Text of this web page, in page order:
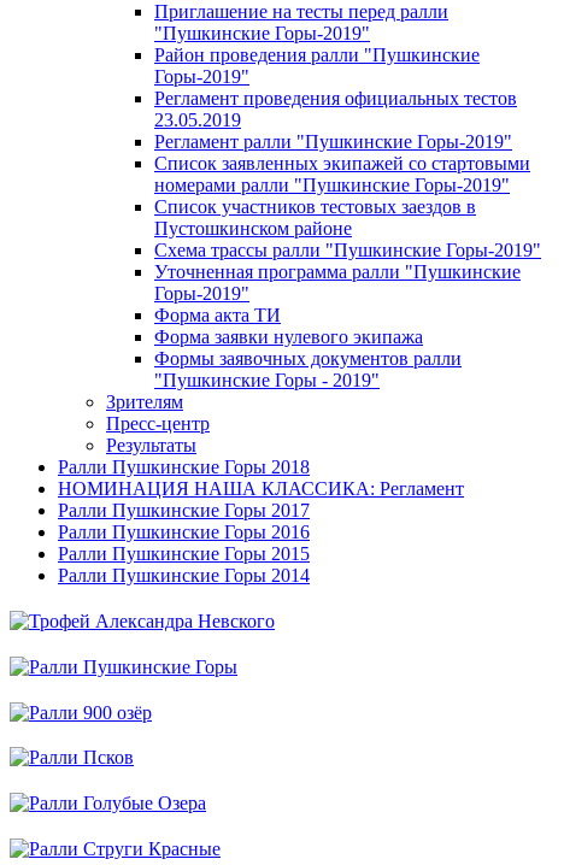
Приглашение на тесты перед ралли
"Пушкинские Горы-2019"
Район проведения ралли "Пушкинские
Горы-2019"
Регламент проведения официальных тестов
23.05.2019
Регламент ралли "Пушкинские Горы-2019"
Список заявленных экипажей со стартовыми
номерами ралли "Пушкинские Горы-2019"
Список участников тестовых заездов в
Пустошкинском районе
Схема трассы ралли "Пушкинские Горы-2019"
Уточненная программа ралли "Пушкинские
Горы-2019"
Форма акта ТИ
Форма заявки нулевого экипажа
Формы заявочных документов ралли
"Пушкинские Горы - 2019"
Зрителям
Пресс-центр
Результаты
Ралли Пушкинские Горы 2018
НОМИНАЦИЯ НАША КЛАССИКА: Регламент
Ралли Пушкинские Горы 2017
Ралли Пушкинские Горы 2016
Ралли Пушкинские Горы 2015
Ралли Пушкинские Горы 2014